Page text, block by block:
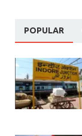
POPULAR